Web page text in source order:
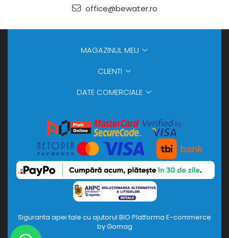
office@bewater.ro
MAGAZINUL MEU
CLIENTI
DATE COMERCIALE
Siguranta apei tale cu ajutorul BIO Platforma E-commerce
by Gomag